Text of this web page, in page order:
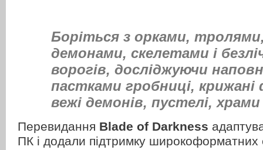
Боріться з орками,
демонами, скелетами і
ворогів, досліджуючи
пастками гробниці, крижані
вежі демонів, пустелі, храми
Перевидання Blade of Darkness
ПК і додали підтримку широкоформатних